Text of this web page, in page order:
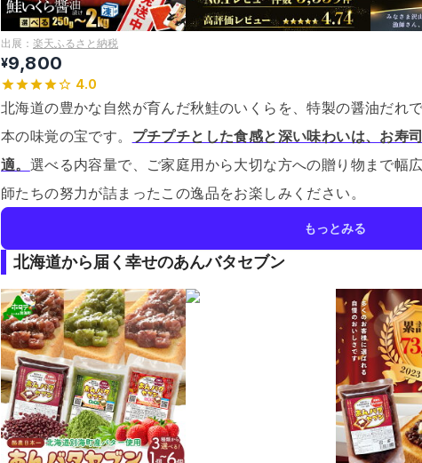
出展： 楽天ふるさと納税
¥9,800
4.0
北海道の豊かな自然が育んだ秋鮭のいくらを、特製の醤油だれ
本の味覚の宝です。 プチプチとした食感と深い味わいは、お寿
適。 選べる内容量で、ご家庭用から大切な方への贈り物まで幅
師たちの努力が詰まったこの逸品をお楽しみください。
もっとみる
北海道から届く幸せのあんバタセブン